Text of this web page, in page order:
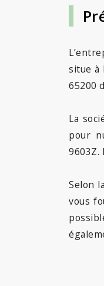
situe à
65200
La
pour
9603Z.
Selon
vous